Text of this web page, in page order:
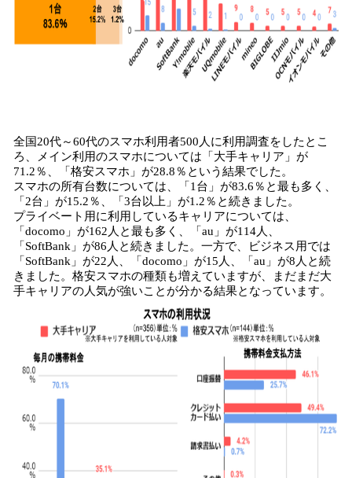
全国20代～60代のスマホ利用者500人に利用調査をしたとこ
ろ、メイン利用のスマホについては「大手キャリア」が
71.2％、「格安スマホ」が28.8％という結果でした。
スマホの所有台数については、「1台」が83.6％と最も多く、
「2台」が15.2％、「3台以上」が1.2％と続きました。
プライベート用に利用しているキャリアについては、
「docomo」が162人と最も多く、「au」が114人、
「SoftBank」が86人と続きました。一方で、ビジネス用では
「SoftBank」が22人、「docomo」が15人、「au」が8人と続
きました。格安スマホの種類も増えていますが、まだまだ大
手キャリアの人気が強いことが分かる結果となっています。